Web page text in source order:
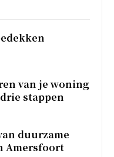
van je woning
stappen
duurzame
Amersfoort